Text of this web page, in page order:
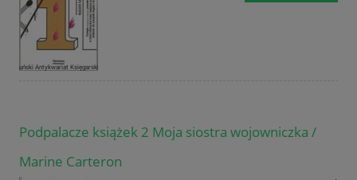
Podpalacze książek 2 Moja siostra wojowniczka /
Marine Carteron